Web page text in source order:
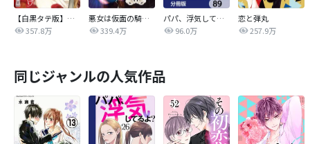
【白黒タテ版】孕むまで乱れいけ～身代わり花嫁と軍服の猛愛
357.8万
悪女は仮面の騎士に騙されない
339.4万
パパ、浮気してるよ？娘と二人でクズ夫を捨てます【分冊版】
96.0万
恋と弾丸
257.9万
同じジャンルの人気作品